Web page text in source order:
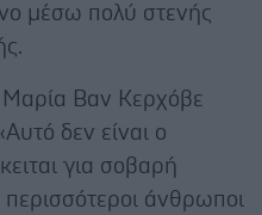
μέσω πολύ στενής
Μαρία Βαν Κερχόβε
δεν είναι ο
για σοβαρή
άνθρωποι